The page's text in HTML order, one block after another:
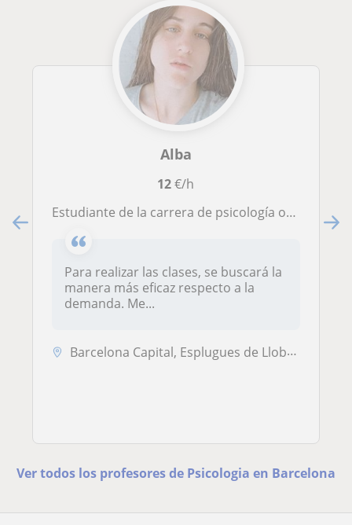
Alba
12€/h
Estudiante de la carrera de psicología ofrece clases relacionadas con el tema. He cursado el bachillerato científico, puedo adaptarme también a otras asignaturas
Para realizar las clases, se buscará la
manera más eficaz respecto a la
demanda. Me...
Barcelona Capital, Esplugues de Llobregat, Sant Cugat del Vallès, Sant...
Ver todos los profesores de Psicologia en Barcelona